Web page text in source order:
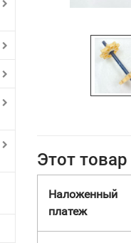
Этот
Наложенный
платеж